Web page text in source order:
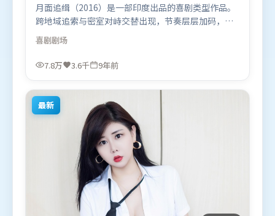
月面追缉（2016）是一部印度出品的喜剧类型作品。
跨地域追索与密室对峙交替出现，节奏层层加码，张
力持续上扬。动作场面设计讲究空间与节奏，文戏部
分同样扎实耐嚼。由徐克执导，周冬雨、易烊千玺、
提莫西·查拉米，廖凡、苍井优、弗洛伦丝·皮尤等
区首映上线，适合喜欢喜剧题材的观众观看。
喜剧剧场
7.8万 3.6千 9年前
最新